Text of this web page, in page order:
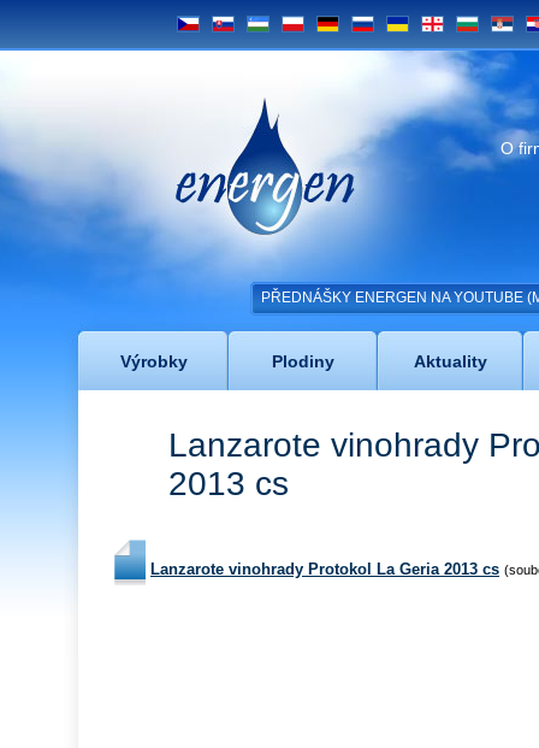
CS SK UZ PL DE RU UA GE BG SRB
Energen
O
PŘEDNÁŠKY ENERGEN NA YOUTUBE
Výrobky Plodiny Aktuality
Lanzarote vinohrady
2013 cs
Lanzarote vinohrady Protokol La Geria 2013 cs